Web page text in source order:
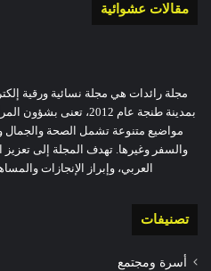
مقالات عشوائية
مجلة رائدات هي مجلة نسائية ورقية
بمدينة طنجة عام 2012،
مواضيع متنوعة تشمل الصحة والجمال
والسفر وغيرها. تهدف المجلة إلى تعزيز
العربي، وإبراز الإنجازات
تصنيفات
أسرة ومجتمع